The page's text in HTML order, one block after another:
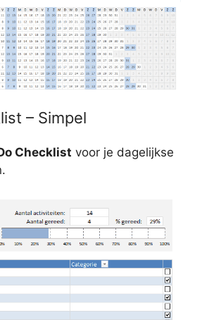
– Simpel
Checklist voor je dagelijkse